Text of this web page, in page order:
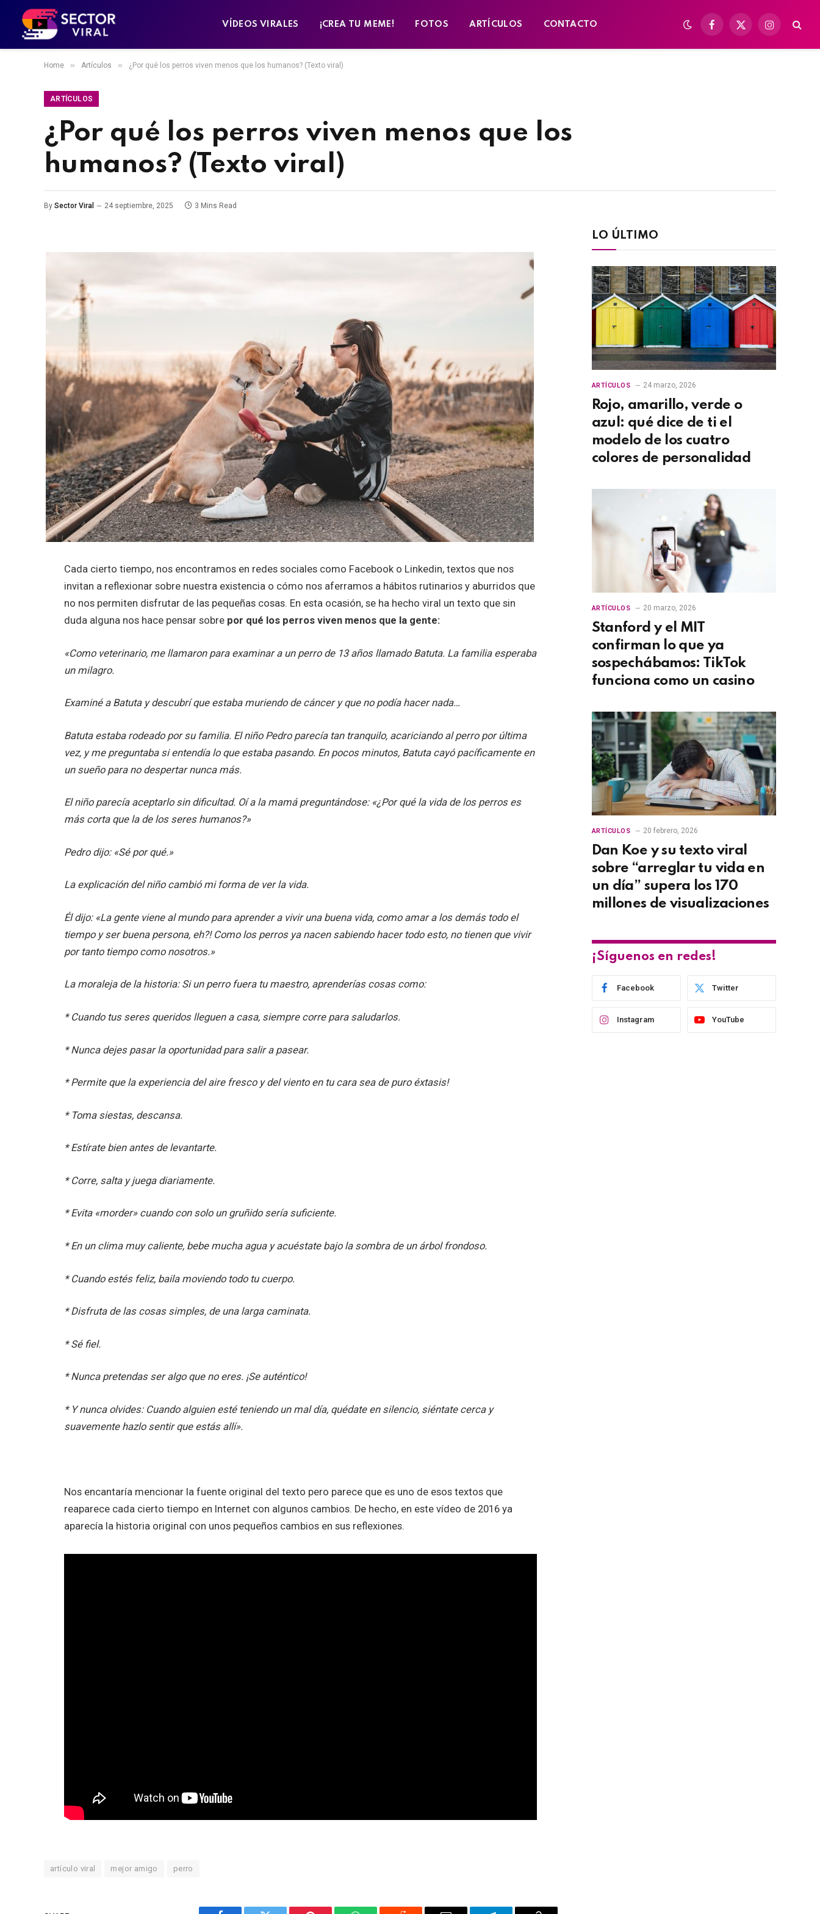
VÍDEOS VIRALES ¡CREA TU MEME! FOTOS ARTÍCULOS CONTACTO
Facebook
X
Instagram
Home » Artículos » ¿Por qué los perros viven menos que los humanos? (Texto viral)
ARTÍCULOS
¿Por qué los perros viven menos que los
humanos? (Texto viral)
By Sector Viral 24 septiembre, 2025 3 Mins Read
Cada cierto tiempo, nos encontramos en redes sociales como Facebook o Linkedin, textos que nos
invitan a reflexionar sobre nuestra existencia o cómo nos aferramos a hábitos rutinarios y aburridos que
no nos permiten disfrutar de las pequeñas cosas. En esta ocasión, se ha hecho viral un texto que sin
duda alguna nos hace pensar sobre por qué los perros viven menos que la gente:
«Como veterinario, me llamaron para examinar a un perro de 13 años llamado Batuta. La familia esperaba
un milagro.
Examiné a Batuta y descubrí que estaba muriendo de cáncer y que no podía hacer nada…
Batuta estaba rodeado por su familia. El niño Pedro parecía tan tranquilo, acariciando al perro por última
vez, y me preguntaba si entendía lo que estaba pasando. En pocos minutos, Batuta cayó pacíficamente en
un sueño para no despertar nunca más.
El niño parecía aceptarlo sin dificultad. Oí a la mamá preguntándose: «¿Por qué la vida de los perros es
más corta que la de los seres humanos?»
Pedro dijo: «Sé por qué.»
La explicación del niño cambió mi forma de ver la vida.
Él dijo: «La gente viene al mundo para aprender a vivir una buena vida, como amar a los demás todo el
tiempo y ser buena persona, eh?! Como los perros ya nacen sabiendo hacer todo esto, no tienen que vivir
por tanto tiempo como nosotros.»
La moraleja de la historia: Si un perro fuera tu maestro, aprenderías cosas como:
* Cuando tus seres queridos lleguen a casa, siempre corre para saludarlos.
* Nunca dejes pasar la oportunidad para salir a pasear.
* Permite que la experiencia del aire fresco y del viento en tu cara sea de puro éxtasis!
* Toma siestas, descansa.
* Estírate bien antes de levantarte.
* Corre, salta y juega diariamente.
* Evita «morder» cuando con solo un gruñido sería suficiente.
* En un clima muy caliente, bebe mucha agua y acuéstate bajo la sombra de un árbol frondoso.
* Cuando estés feliz, baila moviendo todo tu cuerpo.
* Disfruta de las cosas simples, de una larga caminata.
* Sé fiel.
* Nunca pretendas ser algo que no eres. ¡Se auténtico!
* Y nunca olvides: Cuando alguien esté teniendo un mal día, quédate en silencio, siéntate cerca y
suavemente hazlo sentir que estás allí».
Nos encantaría mencionar la fuente original del texto pero parece que es uno de esos textos que
reaparece cada cierto tiempo en Internet con algunos cambios. De hecho, en este vídeo de 2016 ya
aparecía la historia original con unos pequeños cambios en sus reflexiones.
artículo viral mejor amigo perro
LO ÚLTIMO
ARTÍCULOS 24 marzo, 2026
Rojo, amarillo, verde o
azul: qué dice de ti el
modelo de los cuatro
colores de personalidad
ARTÍCULOS 20 marzo, 2026
Stanford y el MIT
confirman lo que ya
sospechábamos: TikTok
funciona como un casino
ARTÍCULOS 20 febrero, 2026
Dan Koe y su texto viral
sobre “arreglar tu vida en
un día” supera los 170
millones de visualizaciones
¡Síguenos en redes!
Facebook Twitter
Instagram YouTube